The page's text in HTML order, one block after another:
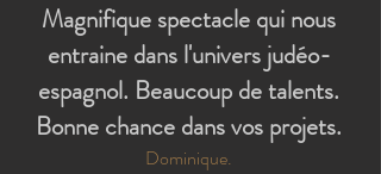
Magnifique spectacle qui nous
entraine dans l'univers judéo-
espagnol. Beaucoup de talents.
Bonne chance dans vos projets.
Dominique.